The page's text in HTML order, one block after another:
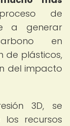
de
a generar
en
de plásticos,
del impacto
3D, se
recursos